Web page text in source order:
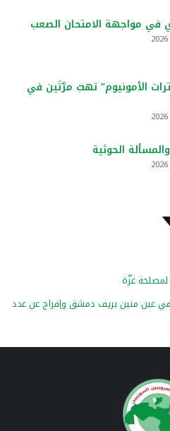
في مواجهة الامتحان الصعب
الأمونيوم” تهبّ مرَّتَين في
الحوثية
غزّة
في عين منين بريف دمشق وإفراج عن عدد